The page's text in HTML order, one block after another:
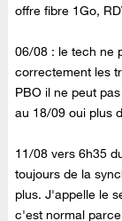
offre fibre 1Go,
06/08 : le tech ne
correctement les
PBO il ne peut
au 18/09 oui plus
11/08 vers 6h35
toujours de la
plus. J'appelle le
c'est normal